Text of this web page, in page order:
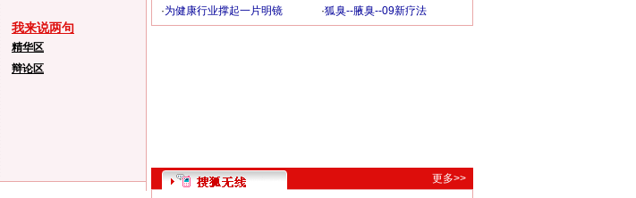
我来说两句
精华区
辩论区
·为健康行业撑起一片明镜 ·狐臭--腋臭--09新疗法
更多>>